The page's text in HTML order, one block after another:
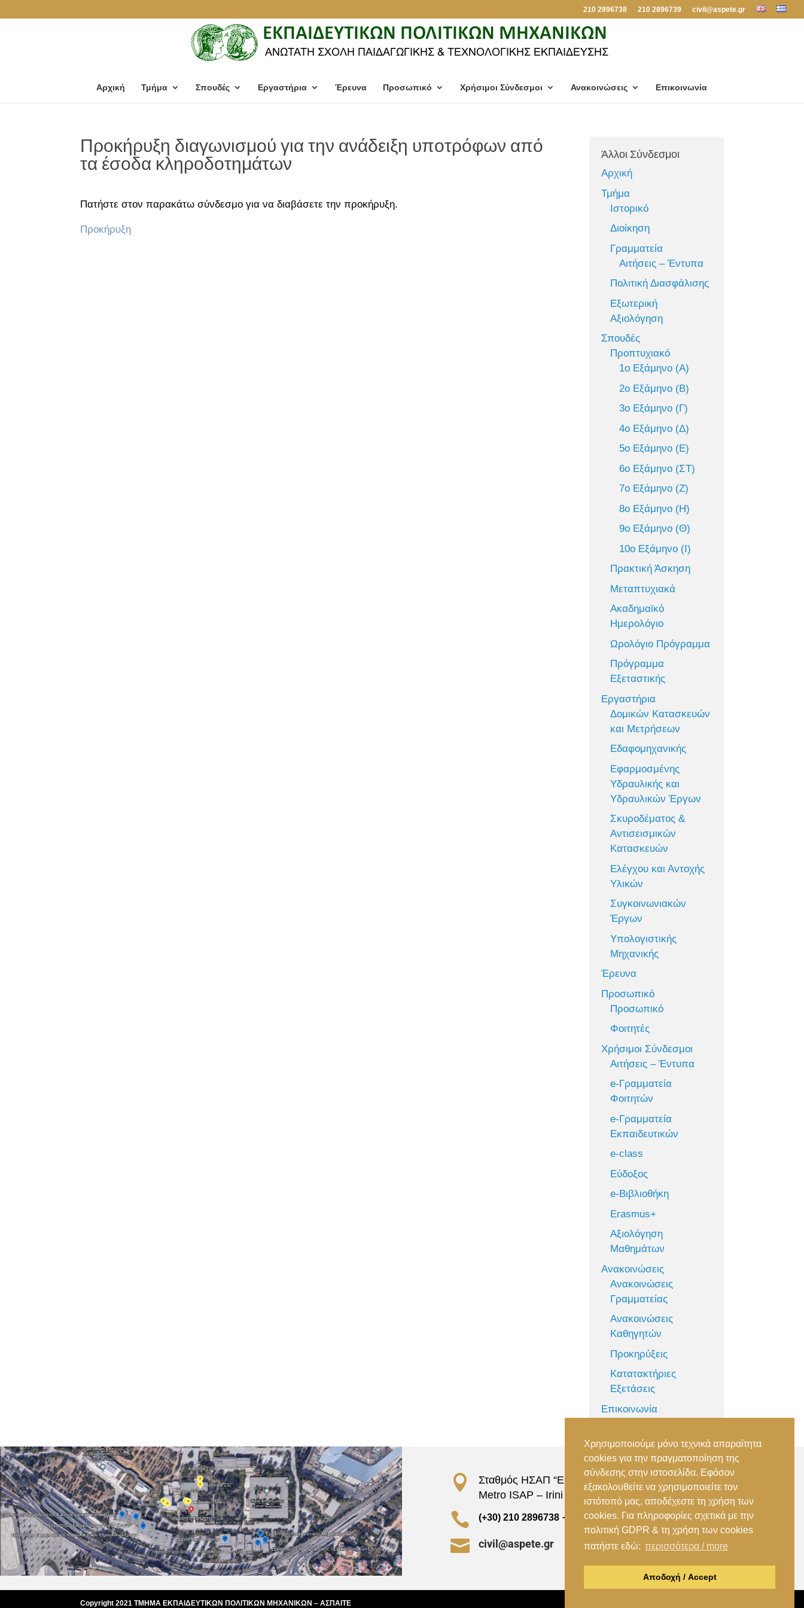
210 2896738 210 2896739 civil@aspete.gr
Αρχική Τμήμα Σπουδές Εργαστήρια Έρευνα Προσωπικό Χρήσιμοι Σύνδεσμοι Ανακοινώσεις Επικοινωνία
Προκήρυξη διαγωνισμού για την ανάδειξη υποτρόφων από
τα έσοδα κληροδοτημάτων
Πατήστε στον παρακάτω σύνδεσμο για να διαβάσετε την προκήρυξη.
Προκήρυξη
Άλλοι Σύνδεσμοι
Αρχική
Τμήμα
Ιστορικό
Διοίκηση
Γραμματεία
Αιτήσεις – Έντυπα
Πολιτική Διασφάλισης
Εξωτερική
Αξιολόγηση
Σπουδές
Προπτυχιακό
1ο Εξάμηνο (Α)
2ο Εξάμηνο (Β)
3ο Εξάμηνο (Γ)
4ο Εξάμηνο (Δ)
5ο Εξάμηνο (Ε)
6ο Εξάμηνο (ΣΤ)
7ο Εξάμηνο (Ζ)
8ο Εξάμηνο (Η)
9ο Εξάμηνο (Θ)
10ο Εξάμηνο (Ι)
Πρακτική Άσκηση
Μεταπτυχιακά
Ακαδημαϊκό
Ημερολόγιο
Ωρολόγιο Πρόγραμμα
Πρόγραμμα
Εξεταστικής
Εργαστήρια
Δομικών Κατασκευών
και Μετρήσεων
Εδαφομηχανικής
Εφαρμοσμένης
Υδραυλικής και
Υδραυλικών Έργων
Σκυροδέματος &
Αντισεισμικών
Κατασκευών
Ελέγχου και Αντοχής
Υλικών
Συγκοινωνιακών
Έργων
Υπολογιστικής
Μηχανικής
Έρευνα
Προσωπικό
Προσωπικό
Φοιτητές
Χρήσιμοι Σύνδεσμοι
Αιτήσεις – Έντυπα
e-Γραμματεία
Φοιτητών
e-Γραμματεία
Εκπαιδευτικών
e-class
Εύδοξος
e-Βιβλιοθήκη
Erasmus+
Αξιολόγηση
Μαθημάτων
Ανακοινώσεις
Ανακοινώσεις
Γραμματείας
Ανακοινώσεις
Καθηγητών
Προκηρύξεις
Κατατακτήριες
Εξετάσεις
Επικοινωνία

Σταθμός ΗΣΑΠ “Ειρήνη”, 151 22, Αμαρούσιο Αττικής –
Metro ISAP – Irini Station, 15122, Marousi Attica
 (+30) 210 2896738 – (+30) 210 2896739
 civil@aspete.gr
Copyright 2021 ΤΜΗΜΑ ΕΚΠΑΙΔΕΥΤΙΚΩΝ ΠΟΛΙΤΙΚΩΝ ΜΗΧΑΝΙΚΩΝ – ΑΣΠΑΙΤΕ
Χρησιμοποιούμε μόνο τεχνικά απαραίτητα
cookies για την πραγματοποίηση της
σύνδεσης στην ιστοσελίδα. Εφόσον
εξακολουθείτε να χρησιμοποιείτε τον
ιστότοπό μας, αποδέχεστε τη χρήση των
cookies. Για πληροφορίες σχετικά με την
πολιτική GDPR & τη χρήση των cookies
πατήστε εδώ: περισσότερα / more
Αποδοχή / Accept